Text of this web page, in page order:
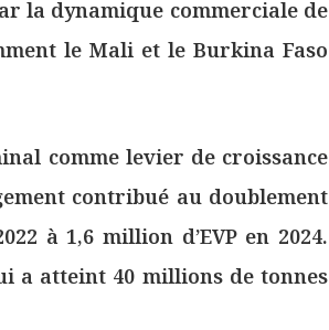
la dynamique commerciale de
le Mali et le Burkina Faso
comme levier de croissance
contribué au doublement
à 1,6 million d’EVP en 2024.
a atteint 40 millions de tonnes